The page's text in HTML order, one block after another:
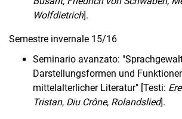
Wolfdietrich].
Semestre invernale 15/16
Seminario avanzato:
Darstellungsformen und
mittelalterlicher Literatur" [Testi:
Tristan, Diu Crône, Rolandslied].